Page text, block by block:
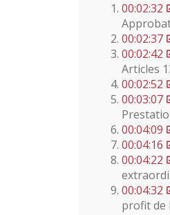
00:02:32
00:02:37
00:02:42
Articles
00:02:52
00:03:07
00:04:09
00:04:16
00:04:22
00:04:32
profit de